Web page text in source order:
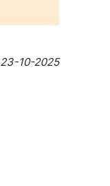
23-10-2025